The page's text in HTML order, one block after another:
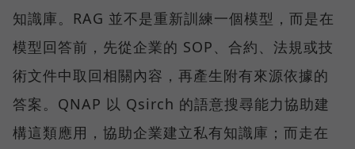
知識庫。RAG 並不是重新訓練一個模型，而是在
模型回答前，先從企業的 SOP、合約、法規或技
術文件中取回相關內容，再產生附有來源依據的
答案。QNAP 以 Qsirch 的語意搜尋能力協助建
構這類應用，協助企業建立私有知識庫；而走在